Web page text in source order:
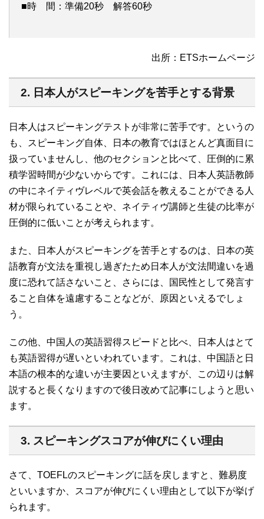
■時 間：準備20秒 解答60秒
出所：ETSホームページ
2. 日本人がスピーキングを苦手とする背景
日本人はスピーキングテストが非常に苦手です。というの
も、スピーキング自体、日本の教育ではほとんど真面目に
扱っていませんし、他のセクションと比べて、圧倒的に累
積学習時間が少ないからです。これには、日本人英語教師
の中にネイティヴレベルで英会話を教えることができる人
材が限られていることや、ネイティヴ講師と生徒の比率が
圧倒的に低いことが考えられます。
また、日本人がスピーキングを苦手とするのは、日本の英
語教育が文法を重視し過ぎたため日本人が文法間違いを過
度に恐れて話さないこと、さらには、国民性として発言す
ること自体を遠慮することなどが、原因といえるでしょ
う。
この他、中国人の英語習得スピードと比べ、日本人はとて
も英語習得が遅いといわれています。これは、中国語と日
本語の根本的な違いが主要因といえますが、この辺りは解
説すると長くなりますので後日改めて記事にしようと思い
ます。
3. スピーキングスコアが伸びにくい理由
さて、TOEFLのスピーキングに話を戻しますと、難易度
といいますか、スコアが伸びにくい理由として以下が挙げ
られます。